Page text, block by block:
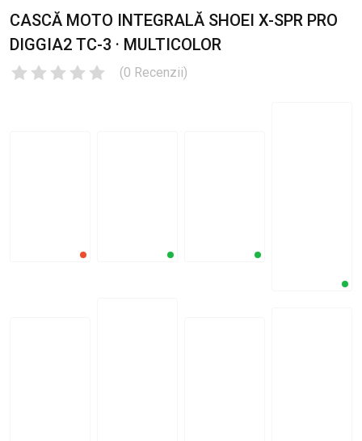
CASCĂ MOTO INTEGRALĂ SHOEI X-SPR PRO
DIGGIA2 TC-3 · MULTICOLOR
(0 Recenzii)